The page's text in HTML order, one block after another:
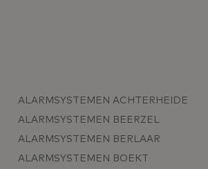
ALARMSYSTEMEN ACHTERHEIDE
ALARMSYSTEMEN BEERZEL
ALARMSYSTEMEN BERLAAR
ALARMSYSTEMEN BOEKT